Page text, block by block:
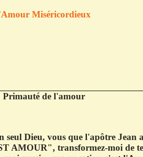
Miséricordieux
de l'amour
seul Dieu, vous que l'apôtre Jean
AMOUR", transformez-moi de